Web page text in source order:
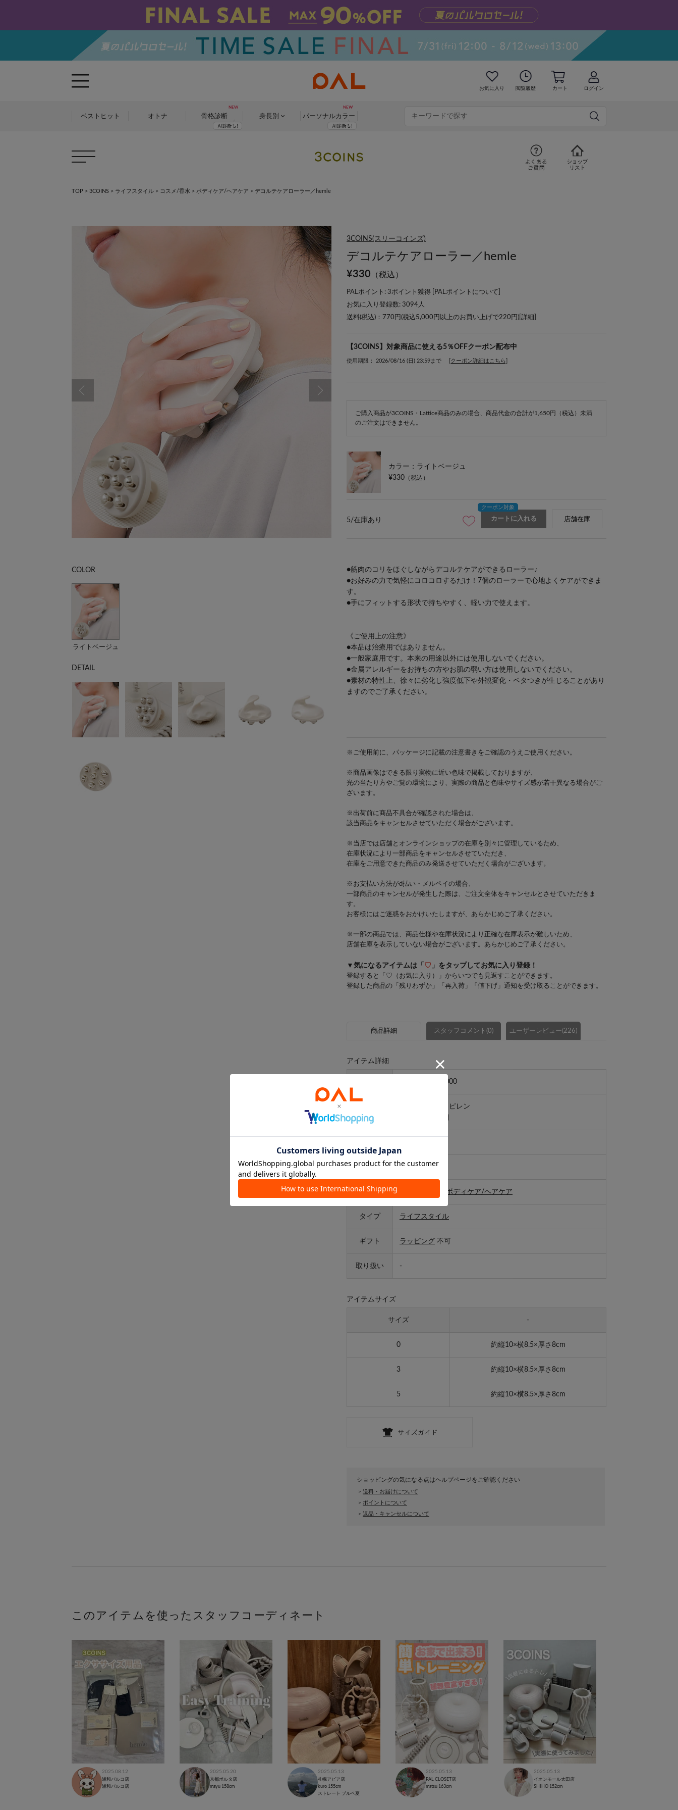
お気に入り 閲覧履歴 カート ログイン
ベストヒット オトナ 骨格診断 身長別 パーソナルカラー
TOP > 3COINS > ライフスタイル > コスメ/香水 > ボディケア/ヘアケア > デコルテケアローラー／hemle
COLOR
ライトベージュ
DETAIL
3COINS(スリーコインズ)
デコルテケアローラー／hemle
¥330 （税込）
PALポイント: 3ポイント獲得 [ PALポイントについて
お気に入り登録数: 3094 人
送料(税込)：770円(税込5,000円以上のお買い上げで220円)[ 詳細
【3COINS】対象商品に使える5％OFFクーポン配布中
使用期限： 2026/08/16 (日) 23:59まで [クーポン詳細はこちら]
ご購入商品が3COINS・Lattice商品のみの場合、商品代金の合計が1,650円（税込）未満
のご注文はできません。
カラー：ライトベージュ
¥330 （税込）
5/在庫あり カートに入れる 店舗在庫
●筋肉のコリをほぐしながらデコルテケアができるローラー♪
●お好みの力で気軽にコロコロするだけ！7個のローラーで心地よくケアができま
す。
●手にフィットする形状で持ちやすく、軽い力で使えます。
《ご使用上の注意》
●本品は治療用ではありません。
●一般家庭用です。本来の用途以外には使用しないでください。
●金属アレルギーをお持ちの方やお肌の弱い方は使用しないでください。
●素材の特性上、徐々に劣化し強度低下や外観変化・ベタつきが生じることがあり
ますのでご了承ください。
※ご使用前に、パッケージに記載の注意書きをご確認のうえご使用ください。
※商品画像はできる限り実物に近い色味で掲載しておりますが、
光の当たり方やご覧の環境により、実際の商品と色味やサイズ感が若干異なる場合がご
ざいます。
※出荷前に商品不具合が確認された場合は、
該当商品をキャンセルさせていただく場合がございます。
※当店では店舗とオンラインショップの在庫を別々に管理しているため、
在庫状況により一部商品をキャンセルさせていただき、
在庫をご用意できた商品のみ発送させていただく場合がございます。
※お支払い方法がd払い・メルペイの場合、
一部商品のキャンセルが発生した際は、ご注文全体をキャンセルとさせていただきま
す。
お客様にはご迷惑をおかけいたしますが、あらかじめご了承ください。
※一部の商品では、商品仕様や在庫状況により正確な在庫表示が難しいため、
店舗在庫を表示していない場合がございます。あらかじめご了承ください。
▼気になるアイテムは「 ♡ 」をタップしてお気に入り登録！
登録すると「♡（お気に入り）」からいつでも見返すことができます。
登録した商品の「残りわずか」「再入荷」「値下げ」通知を受け取ることができます。
商品詳細 スタッフコメント(0) ユーザーレビュー(226)
アイテム詳細
2514-YD-09-0000
本体：ポリプロピレン
サイズ 0,3,5
カテゴリ ボディケア/ヘアケア
タイプ ライフスタイル
ギフト ラッピング 不可
取り扱い -
アイテムサイズ
サイズ -
0 約縦10×横8.5×厚さ8cm
3 約縦10×横8.5×厚さ8cm
5 約縦10×横8.5×厚さ8cm
ショッピングの気になる点はヘルプページをご確認ください
> 送料・お届けについて
> ポイントについて
> 返品・キャンセルについて
このアイテムを使ったスタッフコーディネート
2025.08.12
浦和パルコ店
浦和パルコ店
2025.05.20
京都ポルタ店
mayu 158cm
2025.05.13
札幌アピア店
kuro 155cm
ストレート ブルベ夏
2025.05.13
PAL CLOSET店
matsu 163cm
2025.05.13
イオンモール太田店
SHIHO 152cm